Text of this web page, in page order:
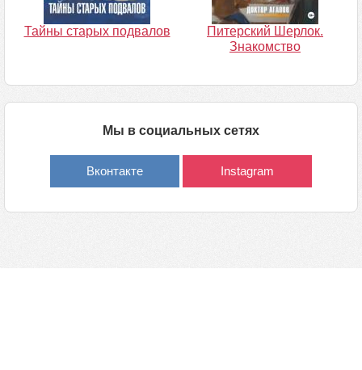
Тайны старых подвалов
Питерский Шерлок.
Знакомство
Мы в социальных сетях
Вконтакте Instagram